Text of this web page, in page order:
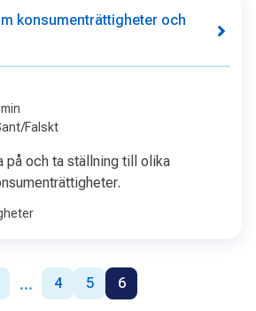
konsumenträttigheter och
Falskt
på och ta ställning till olika
... 4 5 6